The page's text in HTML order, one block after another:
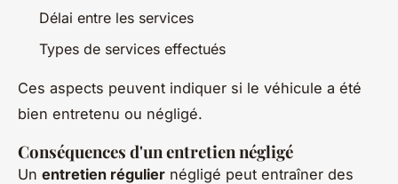
Délai entre les services
Types de services effectués
Ces aspects peuvent indiquer si le véhicule a été
bien entretenu ou négligé.
Conséquences d'un entretien négligé
Un entretien régulier négligé peut entraîner des